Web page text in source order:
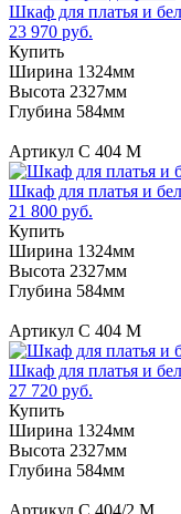
Шкаф для платья и
23 970 руб.
Купить
Ширина 1324мм
Высота 2327мм
Глубина 584мм
Артикул С 404 М
Шкаф для платья и
21 800 руб.
Купить
Ширина 1324мм
Высота 2327мм
Глубина 584мм
Артикул С 404 М
Шкаф для платья и
27 720 руб.
Купить
Ширина 1324мм
Высота 2327мм
Глубина 584мм
Артикул С 404/2 М